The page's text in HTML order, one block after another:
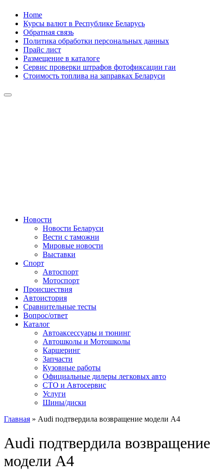
Skip
content
Home
Курсы валют в Республике Беларусь
Обратная связь
Политика обработки персональных данных
Прайс лист
Размещение в каталоге
Сервис проверки штрафов фотофиксации гаи
Стоимость топлива на заправках Беларуси
Сайт про автомобили
Новости
Новости Беларуси
Вести с таможни
Мировые новости
Выставки
Спорт
Автоспорт
Мотоспорт
Происшествия
Автоистория
Сравнительные тесты
Вопрос/ответ
Каталог
Автоакcессуары и тюнинг
Автошколы и Мотошколы
Каршеринг
Запчасти
Кузовные работы
Официальные дилеры легковых авто
СТО и Автосервис
Услуги
Шины/диски
Главная » Audi подтвердила возвращение модели A4
Audi подтвердила возвращение
модели A4